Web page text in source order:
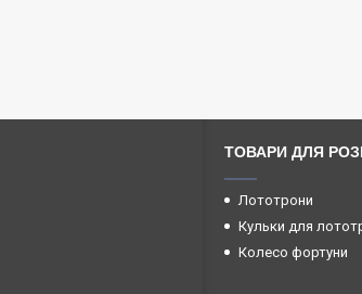
ТОВАРИ ДЛЯ
Лототрони
Кульки для
Колесо фортуни